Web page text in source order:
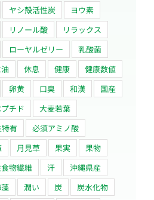
ヤシ殻活性炭
ヨウ素
リノール酸
リラックス
ローヤルゼリー
乳酸菌
休息 健康
健康数値
卵黄 口臭 和漢
国産
チド
大麦若葉
有
必須アミノ酸
月見草 果実
果物
物繊維 汗
沖縄県産
潤い 炭 炭水化物